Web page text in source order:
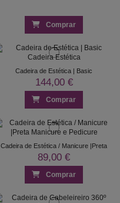
Comprar
Cadeira de Estética | Basic
144,00 €
Comprar
Cadeira de Estética / Manicure |Preta
89,00 €
Comprar